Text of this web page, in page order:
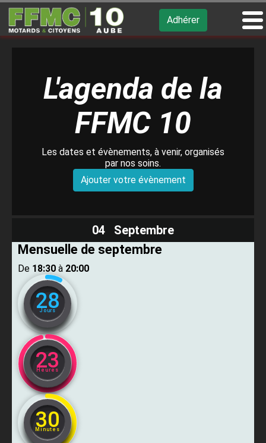
Adhérer
L'agenda de la
FFMC 10
Les dates et évènements, à venir, organisés
par nos soins.
Ajouter votre évènement
04 Septembre
Mensuelle de septembre
De ​ 18:30 ​ à ​ 20:00
28
Jours
23
Heures
30
Minutes